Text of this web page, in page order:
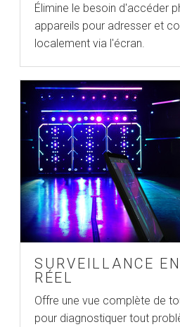
Élimine le besoin d'accéder
appareils pour adresser et
localement via l'écran.
SURVEILLANCE
RÉEL
Offre une vue complète de
pour diagnostiquer tout